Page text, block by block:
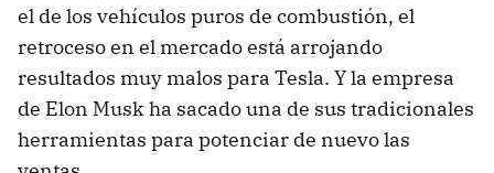
el de los vehículos puros de combustión, el
retroceso en el mercado está arrojando
resultados muy malos para Tesla. Y la empresa
de Elon Musk ha sacado una de sus tradicionales
herramientas para potenciar de nuevo las